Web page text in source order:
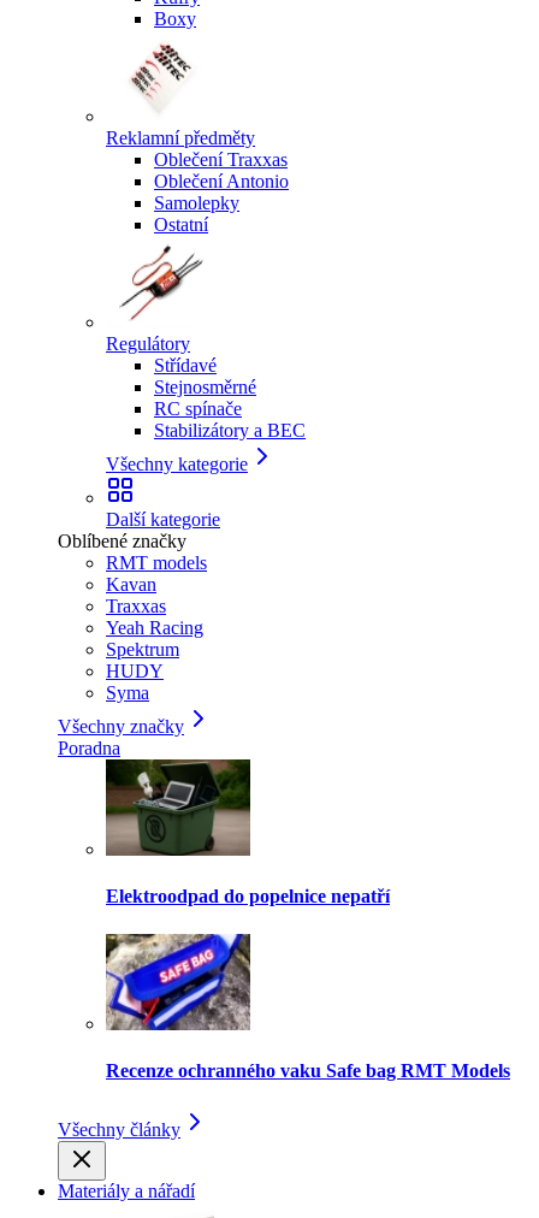
Boxy
Reklamní předměty
Oblečení Traxxas
Oblečení Antonio
Samolepky
Ostatní
Regulátory
Střídavé
Stejnosměrné
RC spínače
Stabilizátory a BEC
Všechny kategorie
Další kategorie
Oblíbené značky
RMT models
Kavan
Traxxas
Yeah Racing
Spektrum
HUDY
Syma
Všechny značky
Poradna
Elektroodpad do popelnice nepatří
Recenze ochranného vaku Safe bag RMT Models
Všechny články
Materiály a nářadí